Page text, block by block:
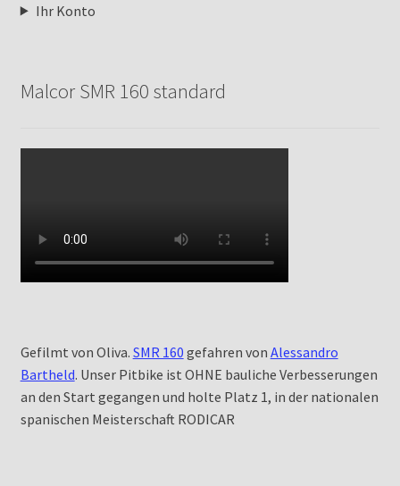
Ihr Konto
Malcor SMR 160 standard
Gefilmt von Oliva. SMR 160 gefahren von Alessandro
Bartheld. Unser Pitbike ist OHNE bauliche Verbesserungen
an den Start gegangen und holte Platz 1, in der nationalen
spanischen Meisterschaft RODICAR